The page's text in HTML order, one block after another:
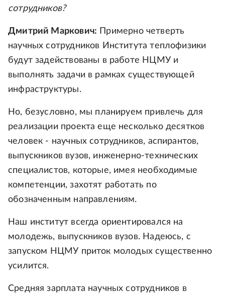
сотрудников?
Дмитрий Маркович: Примерно четверть
научных сотрудников Института теплофизики
будут задействованы в работе НЦМУ и
выполнять задачи в рамках существующей
инфраструктуры.
Но, безусловно, мы планируем привлечь для
реализации проекта еще несколько десятков
человек - научных сотрудников, аспирантов,
выпускников вузов, инженерно-технических
специалистов, которые, имея необходимые
компетенции, захотят работать по
обозначенным направлениям.
Наш институт всегда ориентировался на
молодежь, выпускников вузов. Надеюсь, с
запуском НЦМУ приток молодых существенно
усилится.
Средняя зарплата научных сотрудников в